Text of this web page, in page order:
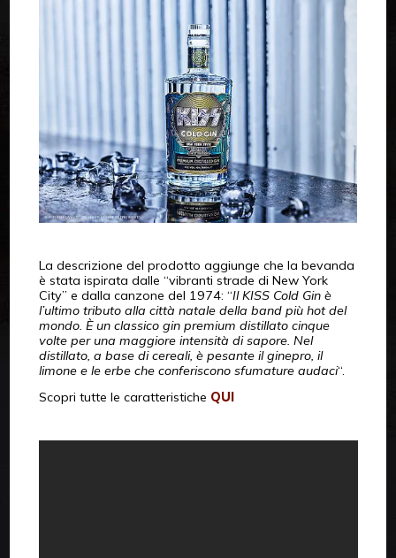
La descrizione del prodotto aggiunge che la bevanda
è stata ispirata dalle “vibranti strade di New York
City” e dalla canzone del 1974: “Il KISS Cold Gin è
l’ultimo tributo alla città natale della band più hot del
mondo. È un classico gin premium distillato cinque
volte per una maggiore intensità di sapore. Nel
distillato, a base di cereali, è pesante il ginepro, il
limone e le erbe che conferiscono sfumature audaci“.
Scopri tutte le caratteristiche QUI